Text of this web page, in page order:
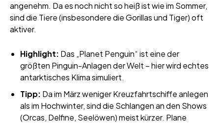
angenehm. Da es noch nicht so heiß ist wie im Sommer,
sind die Tiere (insbesondere die Gorillas und Tiger) oft
aktiver.
Highlight: Das „Planet Penguin“ ist eine der
größten Pinguin-Anlagen der Welt – hier wird echtes
antarktisches Klima simuliert.
Tipp: Da im März weniger Kreuzfahrtschiffe anlegen
als im Hochwinter, sind die Schlangen an den Shows
(Orcas, Delfine, Seelöwen) meist kürzer. Plane